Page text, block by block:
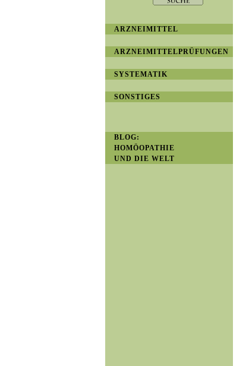
ARZNEIMITTEL
ARZNEIMITTELPRÜFUNGEN
SYSTEMATIK
SONSTIGES
BLOG:
HOMÖOPATHIE
UND DIE WELT